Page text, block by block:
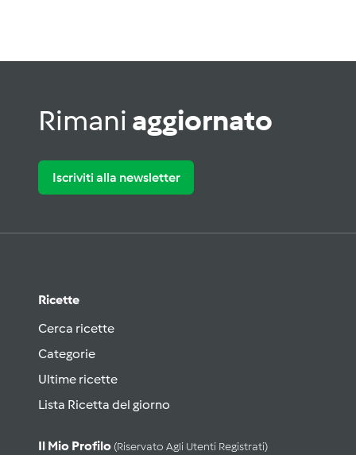
Rimani aggiornato
Iscriviti alla newsletter
Ricette
Cerca ricette
Categorie
Ultime ricette
Lista Ricetta del giorno
Il Mio Profilo (riservato Agli Utenti Registrati)